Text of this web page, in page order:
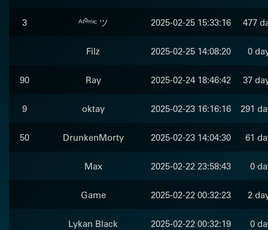
3 ᴬᵗ⁰ᵐᶤᶜ ツ 2025-02-25 15:33:16 477
Filz 2025-02-25 14:08:20 0
90 Ray 2025-02-24 18:46:42 37
9 oktay 2025-02-23 16:16:16 291
50 DrunkenMorty 2025-02-23 14:04:30 61
Max 2025-02-22 23:58:43 0
Game 2025-02-22 00:32:23 2
Lykan Black 2025-02-22 00:32:19 0